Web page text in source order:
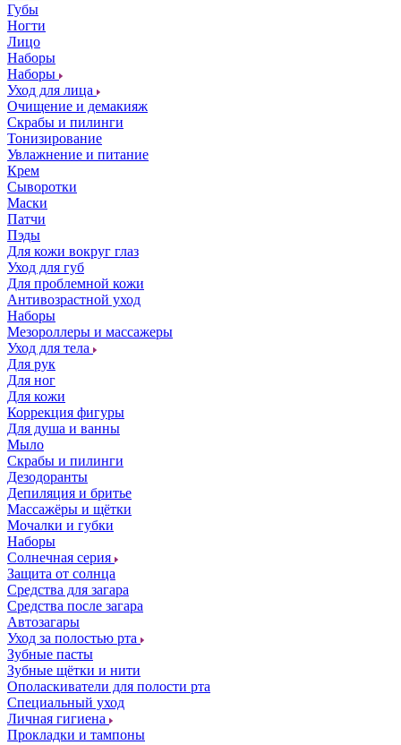
Губы
Ногти
Лицо
Наборы
Наборы
Уход для лица
Очищение и демакияж
Скрабы и пилинги
Тонизирование
Увлажнение и питание
Крем
Сыворотки
Маски
Патчи
Пэды
Для кожи вокруг глаз
Уход для губ
Для проблемной кожи
Антивозрастной уход
Наборы
Мезороллеры и массажеры
Уход для тела
Для рук
Для ног
Для кожи
Коррекция фигуры
Для душа и ванны
Мыло
Скрабы и пилинги
Дезодоранты
Депиляция и бритье
Массажёры и щётки
Мочалки и губки
Наборы
Солнечная серия
Защита от солнца
Средства для загара
Средства после загара
Автозагары
Уход за полостью рта
Зубные пасты
Зубные щётки и нити
Ополаскиватели для полости рта
Специальный уход
Личная гигиена
Прокладки и тампоны